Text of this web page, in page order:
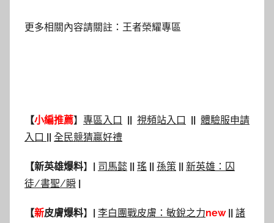
更多相關內容請關註：王者榮耀專區
【小編推薦】 專區入口 || 視頻站入口 || 體驗服申請
入口 || 全民競猜贏好禮
【新英雄爆料】 | 司馬懿 || 瑤 || 孫策 || 新英雄：囚
徒/書聖/瞬 |
【新皮膚爆料】 | 李白團戰皮膚：敏銳之力new || 諸